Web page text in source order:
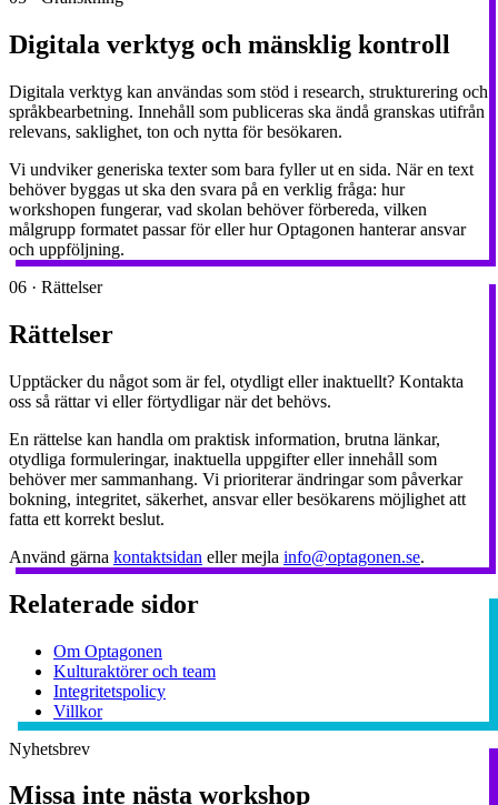
Digitala verktyg och mänsklig kontroll
Digitala verktyg kan användas som stöd i research, strukturering och
språkbearbetning. Innehåll som publiceras ska ändå granskas utifrån
relevans, saklighet, ton och nytta för besökaren.
Vi undviker generiska texter som bara fyller ut en sida. När en text
behöver byggas ut ska den svara på en verklig fråga: hur
workshopen fungerar, vad skolan behöver förbereda, vilken
målgrupp formatet passar för eller hur Optagonen hanterar ansvar
och uppföljning.
06 · Rättelser
Rättelser
Upptäcker du något som är fel, otydligt eller inaktuellt? Kontakta
oss så rättar vi eller förtydligar när det behövs.
En rättelse kan handla om praktisk information, brutna länkar,
otydliga formuleringar, inaktuella uppgifter eller innehåll som
behöver mer sammanhang. Vi prioriterar ändringar som påverkar
bokning, integritet, säkerhet, ansvar eller besökarens möjlighet att
fatta ett korrekt beslut.
Använd gärna kontaktsidan eller mejla info@optagonen.se.
Relaterade sidor
Om Optagonen
Kulturaktörer och team
Integritetspolicy
Villkor
Nyhetsbrev
Missa inte nästa workshop